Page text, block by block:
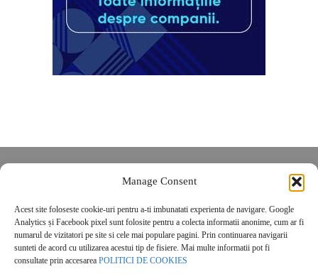
Manage Consent
Acest site foloseste cookie-uri pentru a-ti imbunatati experienta de navigare. Google
Analytics și Facebook pixel sunt folosite pentru a colecta informatii anonime, cum ar fi
numarul de vizitatori pe site si cele mai populare pagini. Prin continuarea navigarii
sunteti de acord cu utilizarea acestui tip de fisiere. Mai multe informatii pot fi
consultate prin accesarea POLITICI DE COOKIES
POLITICĂ DE CONFIDENȚIALITATE
Politica de cookies